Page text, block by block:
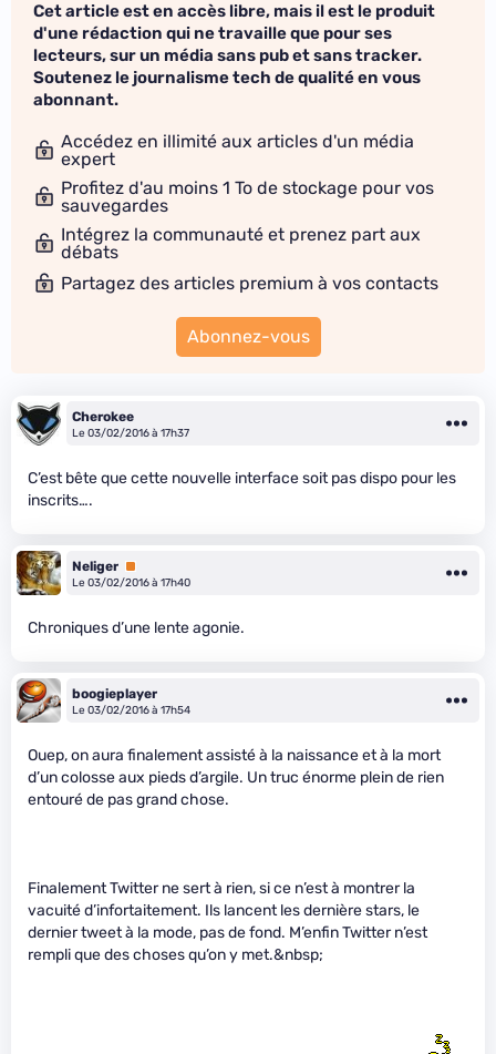
Cet article est en accès libre, mais il est le produit
d'une rédaction qui ne travaille que pour ses
lecteurs, sur un média sans pub et sans tracker.
Soutenez le journalisme tech de qualité en vous
abonnant.
Accédez en illimité aux articles d'un média
expert
Profitez d'au moins 1 To de stockage pour vos
sauvegardes
Intégrez la communauté et prenez part aux
débats
Partagez des articles premium à vos contacts
Abonnez-vous
Cherokee
Le 03/02/2016 à 17h37
C’est bête que cette nouvelle interface soit pas dispo pour les
inscrits….
Neliger Premium
Le 03/02/2016 à 17h40
Chroniques d’une lente agonie.
boogieplayer
Le 03/02/2016 à 17h54
Ouep, on aura finalement assisté à la naissance et à la mort
d’un colosse aux pieds d’argile. Un truc énorme plein de rien
entouré de pas grand chose.
Finalement Twitter ne sert à rien, si ce n’est à montrer la
vacuité d’infortaitement. Ils lancent les dernière stars, le
dernier tweet à la mode, pas de fond. M’enfin Twitter n’est
rempli que des choses qu’on y met.&nbsp;